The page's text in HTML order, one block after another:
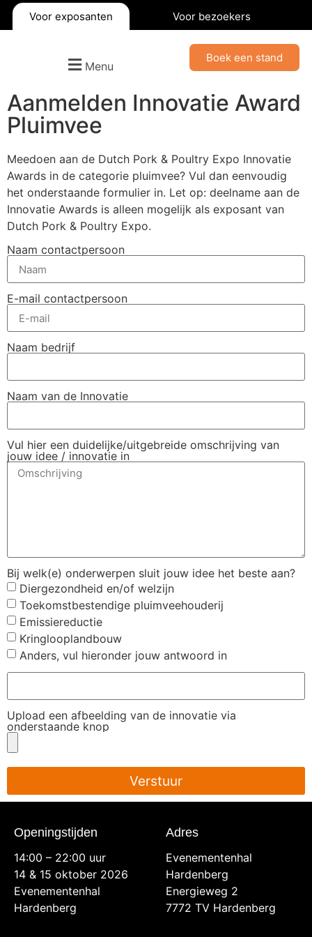
Voor exposanten Voor bezoekers
Menu
Boek een stand
Aanmelden Innovatie Award
Pluimvee
Meedoen aan de Dutch Pork & Poultry Expo Innovatie
Awards in de categorie pluimvee? Vul dan eenvoudig
het onderstaande formulier in. Let op: deelname aan de
Innovatie Awards is alleen mogelijk als exposant van
Dutch Pork & Poultry Expo.
Naam contactpersoon
E-mail contactpersoon
Naam bedrijf
Naam van de Innovatie
Vul hier een duidelijke/uitgebreide omschrijving van
jouw idee / innovatie in
Bij welk(e) onderwerpen sluit jouw idee het beste aan?
Diergezondheid en/of welzijn
Toekomstbestendige pluimveehouderij
Emissiereductie
Kringlooplandbouw
Anders, vul hieronder jouw antwoord in
Upload een afbeelding van de innovatie via
onderstaande knop
Verstuur
Openingstijden
14:00 – 22:00 uur
14 & 15 oktober 2026
Evenementenhal
Hardenberg
Adres
Evenementenhal
Hardenberg
Energieweg 2
7772 TV Hardenberg